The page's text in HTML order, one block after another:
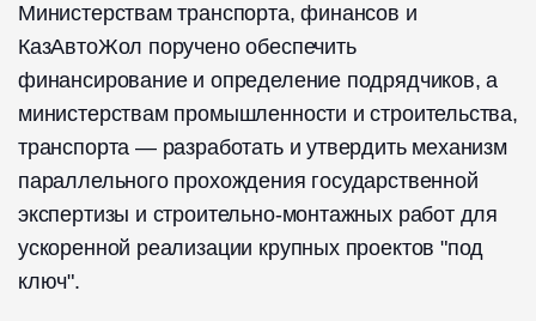
Министерствам транспорта, финансов и
КазАвтоЖол поручено обеспечить
финансирование и определение подрядчиков, а
министерствам промышленности и строительства,
транспорта — разработать и утвердить механизм
параллельного прохождения государственной
экспертизы и строительно-монтажных работ для
ускоренной реализации крупных проектов "под
ключ".